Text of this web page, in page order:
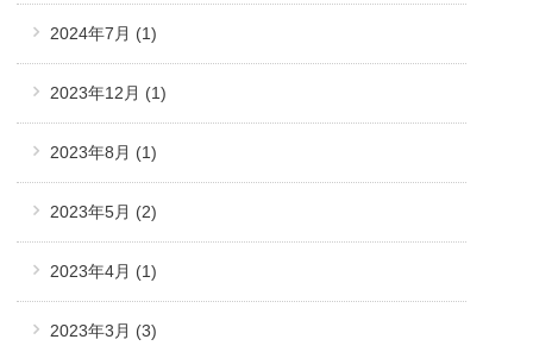
2024年7月 (1)
2023年12月 (1)
2023年8月 (1)
2023年5月 (2)
2023年4月 (1)
2023年3月 (3)